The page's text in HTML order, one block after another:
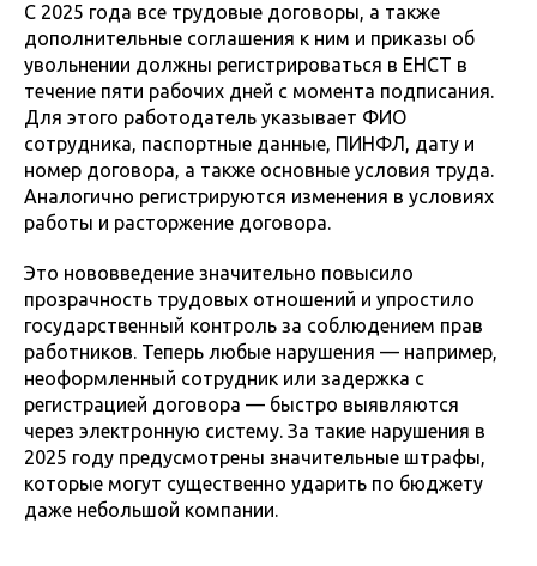
С 2025 года все трудовые договоры, а также
дополнительные соглашения к ним и приказы об
увольнении должны регистрироваться в ЕНСТ в
течение пяти рабочих дней с момента подписания.
Для этого работодатель указывает ФИО
сотрудника, паспортные данные, ПИНФЛ, дату и
номер договора, а также основные условия труда.
Аналогично регистрируются изменения в условиях
работы и расторжение договора.
Это нововведение значительно повысило
прозрачность трудовых отношений и упростило
государственный контроль за соблюдением прав
работников. Теперь любые нарушения — например,
неоформленный сотрудник или задержка с
регистрацией договора — быстро выявляются
через электронную систему. За такие нарушения в
2025 году предусмотрены значительные штрафы,
которые могут существенно ударить по бюджету
даже небольшой компании.